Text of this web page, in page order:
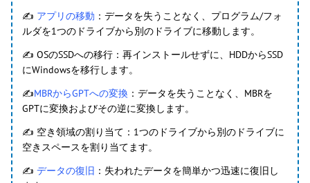
✍ アプリの移動 ：データを失うことなく、プログラム/フォ
ルダを1つのドライブから別のドライブに移動します。
✍ OSのSSDへの移行：再インストールせずに、HDDからSSD
にWindowsを移行します。
✍MBRからGPTへの変換 ：データを失うことなく、MBRを
GPTに変換およびその逆に変換します。
✍ 空き領域の割り当て：1つのドライブから別のドライブに
空きスペースを割り当てます。
✍ データの復旧 ：失われたデータを簡単かつ迅速に復旧し